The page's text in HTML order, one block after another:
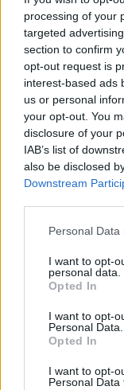
processing of your
targeted
section to confirm
opt-out request is
interest-based ads
us or personal
your opt-out. You
disclosure of your
IAB’s list of
also be disclosed
Downstream
Personal
I want to opt-
personal data.
Opted In
I want to opt-
Personal Data.
Opted In
I want to opt-
Personal Data
Η
Συμμετοχών να
του στον
περιουσίας